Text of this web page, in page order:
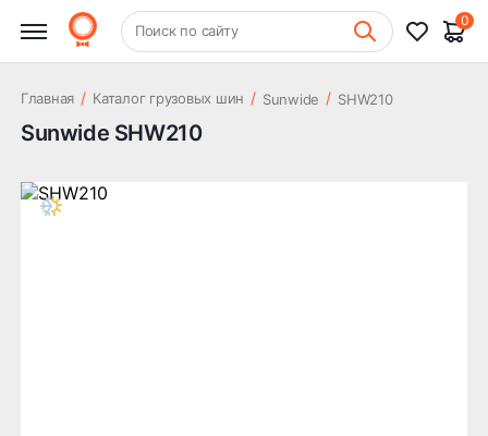
+7 (831) 261-35-35 Шиномонтаж
Поиск по сайту
0
Главная / Каталог грузовых шин / Sunwide / SHW210
Sunwide SHW210